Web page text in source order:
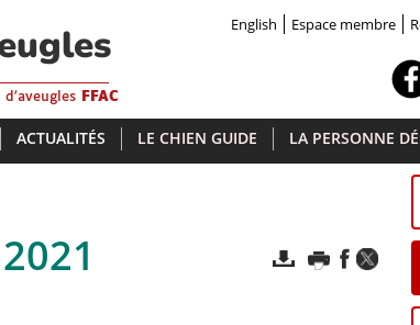
FFAC
English Espace membre
ACTUALITÉS LE CHIEN GUIDE LA PERSONNE